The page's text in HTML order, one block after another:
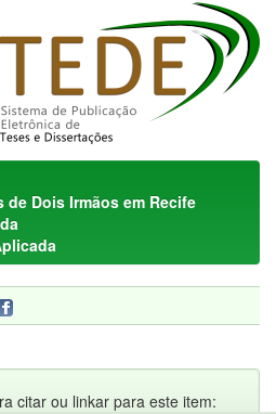
de Dois Irmãos em Recife
citar ou linkar para este item: